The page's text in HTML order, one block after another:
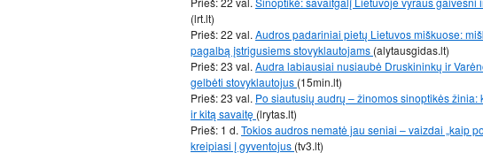
(lrt.lt)
Prieš: 22 val. Audros padariniai pietų Lietuvos miškuose:
pagalbą įstrigusiems stovyklautojams (alytausgidas.lt)
Prieš: 23 val. Audra labiausiai nusiaubė Druskininkų ir
gelbėti stovyklautojus (15min.lt)
Prieš: 23 val. Po siautusių audrų – žinomos sinoptikės žinia:
ir kitą savaitę (lrytas.lt)
Prieš: 1 d. Tokios audros nematė jau seniai – vaizdai „kaip
kreipiasi į gyventojus (tv3.lt)